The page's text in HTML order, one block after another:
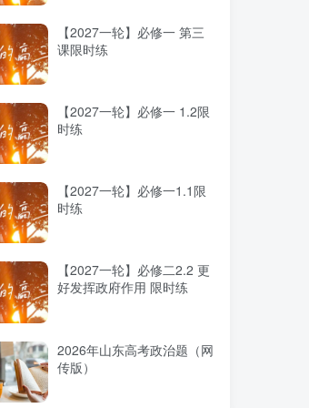
【2027一轮】必修一 第三
课限时练
【2027一轮】必修一 1.2限
时练
【2027一轮】必修一1.1限
时练
【2027一轮】必修二2.2 更
好发挥政府作用 限时练
2026年山东高考政治题（网
传版）